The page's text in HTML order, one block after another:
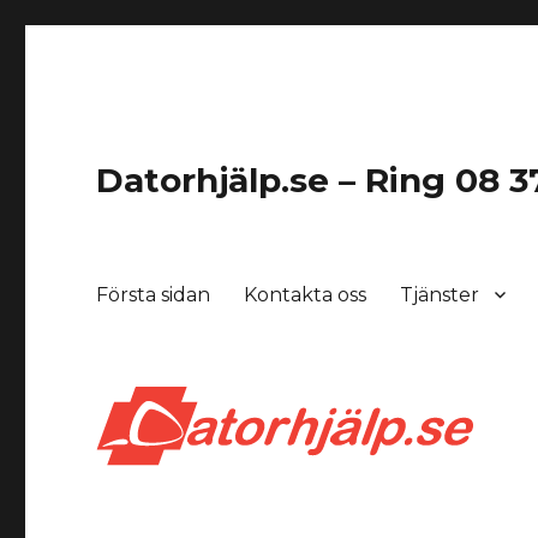
Datorhjälp.se – Ring 08
Första sidan Kontakta oss Tjänster